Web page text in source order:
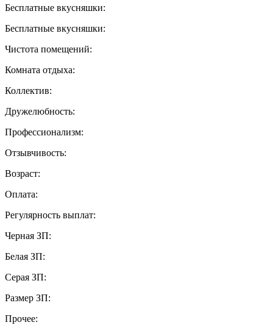
Бесплатные вкусняшки:
Бесплатные вкусняшки:
Чистота помещений:
Комната отдыха:
Коллектив:
Дружелюбность:
Профессионализм:
Отзывчивость:
Возраст:
Оплата:
Регулярность выплат:
Черная ЗП:
Белая ЗП:
Серая ЗП:
Размер ЗП:
Прочее: